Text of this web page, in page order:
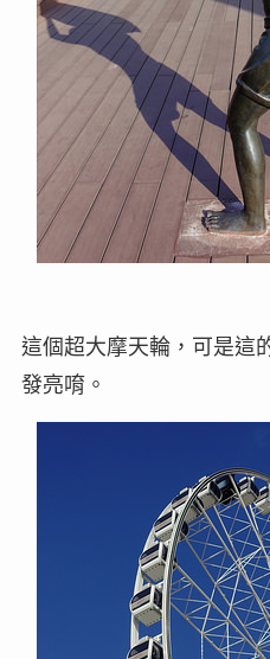
這個超大摩天輪，可是這
發亮唷。